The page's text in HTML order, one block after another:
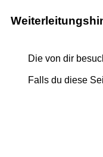
Die von dir
Falls du diese